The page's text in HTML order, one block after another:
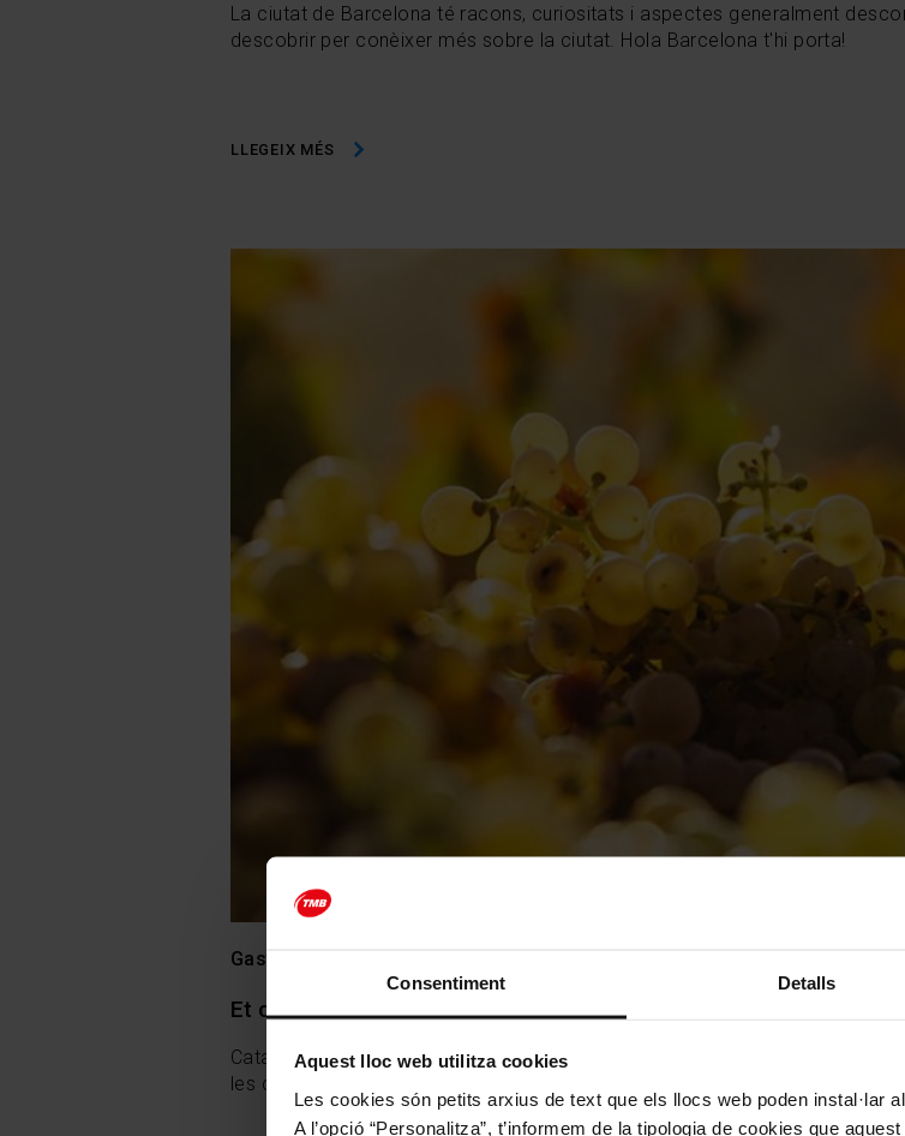
Consentiment Detalls
Aquest lloc web utilitza cookies
Les cookies són petits arxius de text que els llocs web poden instal·lar
A l’opció “Personalitza”, t’informem de la tipologia de cookies que
La ciutat de Barcelona té racons, curiositats i aspectes generalment
descobrir per conèixer més sobre la ciutat. Hola Barcelona t'hi porta!
LLEGEIX MÉS
Gastronomia
Et consideres un setciències del vi català? A veure què en saps!
Catalunya és una terra de vins amb molta història i tradició arrelada.
les curiositats històriques sobre el vi català? Descobreix-ne més! Hola